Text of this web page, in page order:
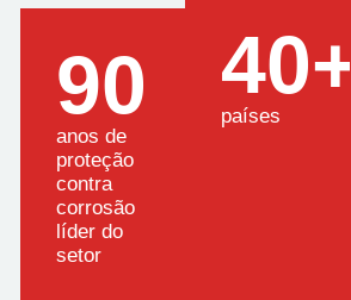
90
anos de
proteção
contra
corrosão
líder do
setor
40+
países